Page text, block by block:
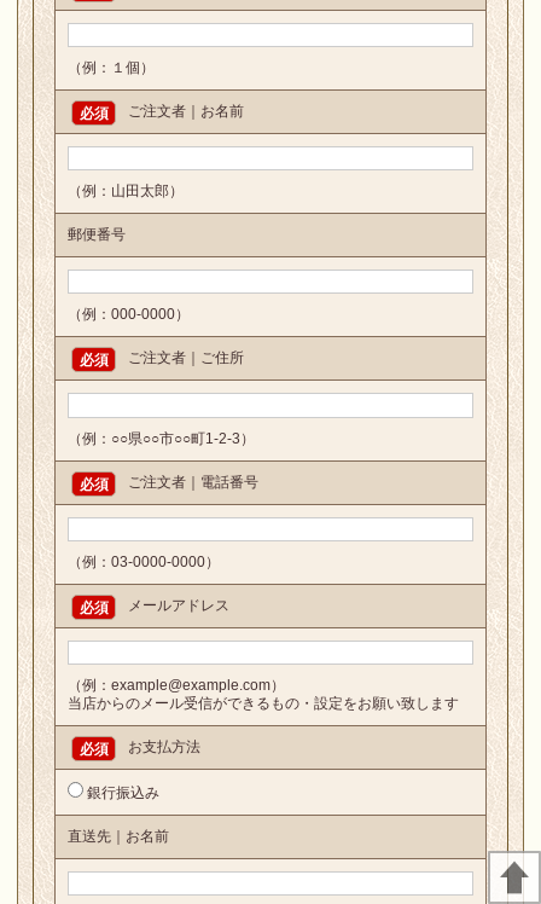
（例：１個）
ご注文者｜お名前
必須
（例：山田太郎）
郵便番号
（例：000-0000）
ご注文者｜ご住所
必須
（例：○○県○○市○○町1-2-3）
ご注文者｜電話番号
必須
（例：03-0000-0000）
メールアドレス
必須
（例：example@example.com）
当店からのメール受信ができるもの・設定をお願い致します
お支払方法
必須
銀行振込み
直送先｜お名前